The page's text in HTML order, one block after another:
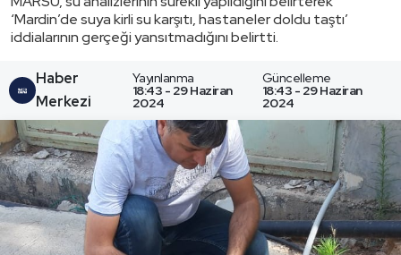
‘Mardin’de suya kirli su karşıtı, hastaneler doldu taştı’
iddialarının gerçeği yansıtmadığını belirtti.
Haber
Merkezi
Yayınlanma
18:43 - 29 Haziran
2024
Güncelleme
18:43 - 29 Haziran
2024